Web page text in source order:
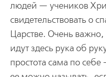
людей — учеников
свидетельствовать о
Царстве. Очень важно,
идут здесь рука об
простота сама по